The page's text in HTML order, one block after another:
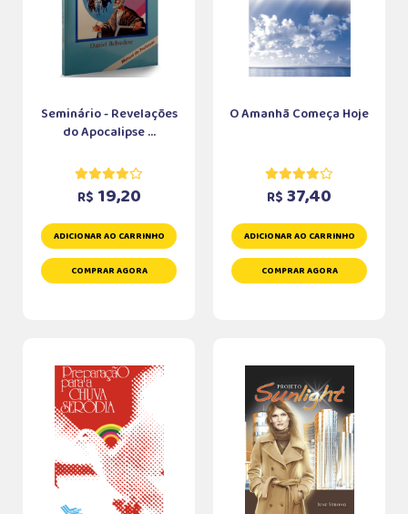
Seminário - Revelações
do Apocalipse ...
R$ 19,20
ADICIONAR AO CARRINHO
COMPRAR AGORA
O Amanhã Começa Hoje
R$ 37,40
ADICIONAR AO CARRINHO
COMPRAR AGORA